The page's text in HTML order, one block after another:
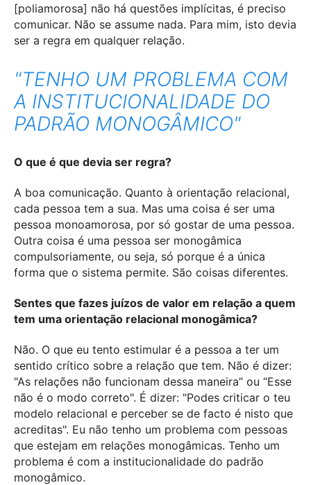
[poliamorosa] não há questões implícitas, é preciso
comunicar. Não se assume nada. Para mim, isto devia
ser a regra em qualquer relação.
"TENHO UM PROBLEMA COM
A INSTITUCIONALIDADE DO
PADRÃO MONOGÂMICO"
O que é que devia ser regra?
A boa comunicação. Quanto à orientação relacional,
cada pessoa tem a sua. Mas uma coisa é ser uma
pessoa monoamorosa, por só gostar de uma pessoa.
Outra coisa é uma pessoa ser monogâmica
compulsoriamente, ou seja, só porque é a única
forma que o sistema permite. São coisas diferentes.
Sentes que fazes juízos de valor em relação a quem
tem uma orientação relacional monogâmica?
Não. O que eu tento estimular é a pessoa a ter um
sentido crítico sobre a relação que tem. Não é dizer:
"As relações não funcionam dessa maneira” ou “Esse
não é o modo correto". É dizer: "Podes criticar o teu
modelo relacional e perceber se de facto é nisto que
acreditas". Eu não tenho um problema com pessoas
que estejam em relações monogâmicas. Tenho um
problema é com a institucionalidade do padrão
monogâmico.